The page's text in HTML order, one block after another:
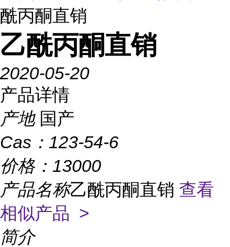
酰丙酮直销
乙酰丙酮直销
2020-05-20
产品详情
产地 国产
Cas： 123-54-6
价格： 13000
产品名称乙酰丙酮直销 查看
相似产品 >
简介